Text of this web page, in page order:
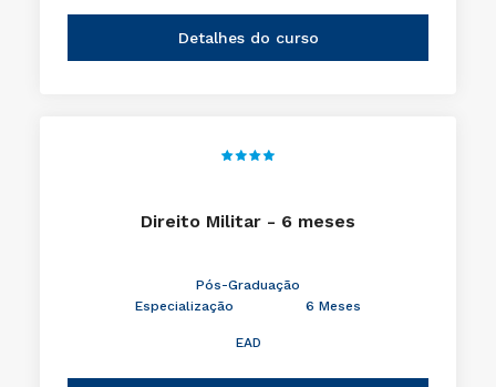
Detalhes do curso
Direito Militar - 6 meses
Pós-Graduação
Especialização
6 Meses
EAD